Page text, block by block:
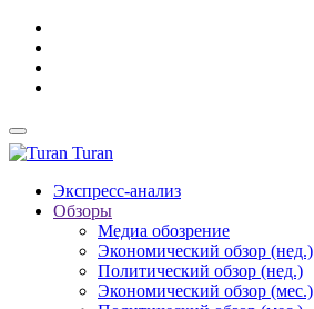
Turan
Экспресс-анализ
Обзоры
Медиа обозрение
Экономический обзор (нед.)
Политический обзор (нед.)
Экономический обзор (мес.)